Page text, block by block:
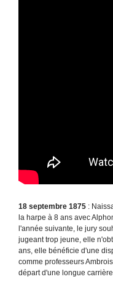
18 septembre 1875 :
la harpe à 8 ans avec
l'année suivante, le jury
jugeant trop jeune, elle
ans, elle bénéficie d'une
comme professeurs
départ d'une longue carrière.